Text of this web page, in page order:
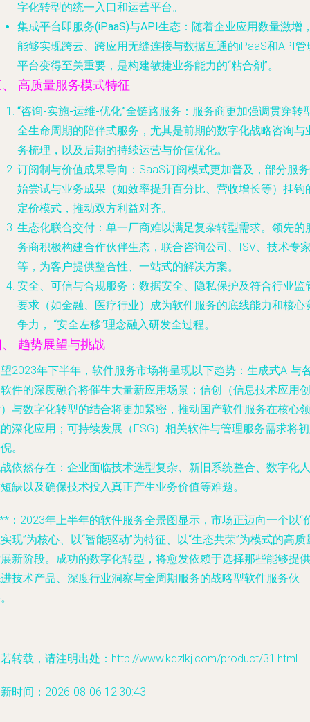
字化转型的统一入口和运营平台。
集成平台即服务(iPaaS)与API生态 ：随着企业应用数量激增
能够实现跨云、跨应用无缝连接与数据互通的iPaaS和API管
平台变得至关重要，是构建敏捷业务能力的“粘合剂”。
高质量服务模式特征
“咨询-实施-运维-优化”全链路服务 ：服务商更加强调贯穿转
全生命周期的陪伴式服务，尤其是前期的数字化战略咨询与
务梳理，以及后期的持续运营与价值优化。
订阅制与价值成果导向 ：SaaS订阅模式更加普及，部分服
始尝试与业务成果（如效率提升百分比、营收增长等）挂钩
定价模式，推动双方利益对齐。
生态化联合交付 ：单一厂商难以满足复杂转型需求。领先的
务商积极构建合作伙伴生态，联合咨询公司、ISV、技术专
等，为客户提供整合性、一站式的解决方案。
安全、可信与合规服务 ：数据安全、隐私保护及符合行业监
要求（如金融、医疗行业）成为软件服务的底线能力和核心
争力， “安全左移”理念融入研发全过程。
趋势展望与挑战
2023年下半年，软件服务市场将呈现以下趋势：生成式AI与
件的深度融合将催生大量新应用场景；信创（信息技术应用创
与数字化转型的结合将更加紧密，推动国产软件服务在核心领
深化应用；可持续发展（ESG）相关软件与管理服务需求将
。
依然存在：企业面临技术选型复杂、新旧系统整合、数字化人
缺以及确保技术投入真正产生业务价值等难题。
：2023年上半年的软件服务全景图显示，市场正迈向一个以“
现”为核心、以“智能驱动”为特征、以“生态共荣”为模式的高质
新阶段。成功的数字化转型，将愈发依赖于选择那些能够提供
技术产品、深度行业洞察与全周期服务的战略型软件服务伙
转载，请注明出处：http://www.kdzlkj.com/product/31.html
时间：2026-08-06 12:30:43